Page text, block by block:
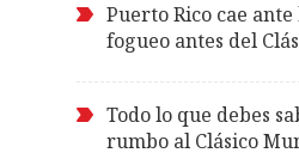
Puerto Rico cae
fogueo antes del
Todo lo que debes
rumbo al Clásico